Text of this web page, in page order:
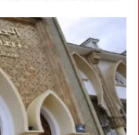
سقوط
“سمسار
المحاكم”
بسلا
يفضح
سماسرة
القضاء